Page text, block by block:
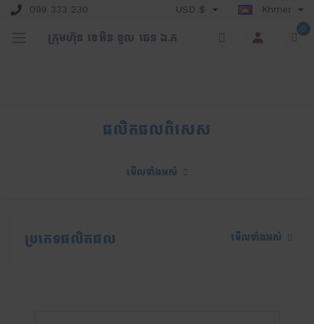
099 333 230 USD $ Khmer
ក្រុមហ៊ុន​ ខេអិន ខូល ឆេន​ ឯ.ក
0
ផលិតផលពិសេស
មើលទាំងអស់
ប្រភេទផលិតផល មើលទាំងអស់